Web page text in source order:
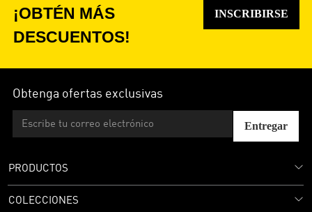
¡OBTÉN MÁS
DESCUENTOS!
INSCRIBIRSE
Obtenga ofertas exclusivas
Entregar
PRODUCTOS
COLECCIONES